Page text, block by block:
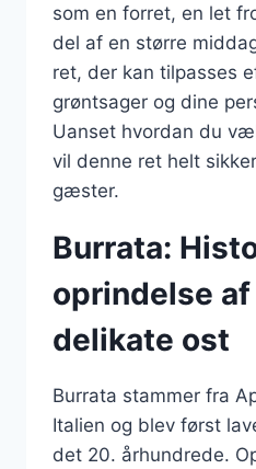
som en forret, en let
del af en større
ret, der kan tilpasses
grøntsager og dine
Uanset hvordan du
vil denne ret helt
gæster.
Burrata:
oprindelse
delikate ost
Burrata stammer fra
Italien og blev først
det 20. århundrede.